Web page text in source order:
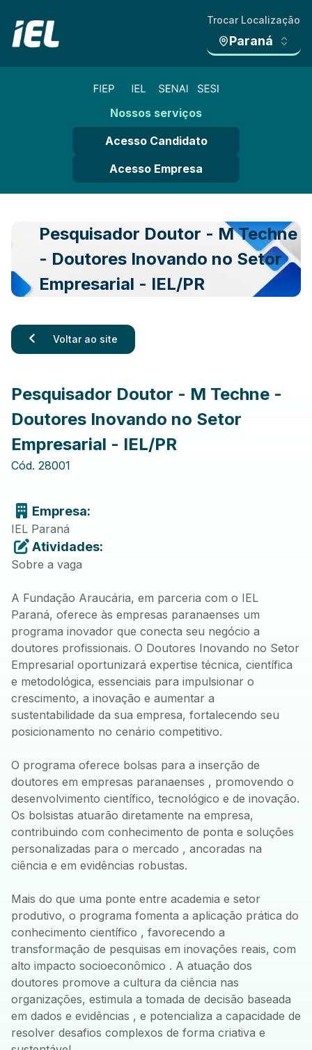
Trocar Localização
Paraná
Nossos serviços
Acesso Candidato
Acesso Empresa
Pesquisador Doutor - M Techne
- Doutores Inovando no Setor
Empresarial - IEL/PR
Voltar ao site
Pesquisador Doutor - M Techne -
Doutores Inovando no Setor
Empresarial - IEL/PR
Cód. 28001
Empresa:
IEL Paraná
Atividades:
Sobre a vaga
A Fundação Araucária, em parceria com o IEL
Paraná, oferece às empresas paranaenses um
programa inovador que conecta seu negócio a
doutores profissionais. O Doutores Inovando no Setor
Empresarial oportunizará expertise técnica, científica
e metodológica, essenciais para impulsionar o
crescimento, a inovação e aumentar a
sustentabilidade da sua empresa, fortalecendo seu
posicionamento no cenário competitivo.
O programa oferece bolsas para a inserção de
doutores em empresas paranaenses , promovendo o
desenvolvimento científico, tecnológico e de inovação.
Os bolsistas atuarão diretamente na empresa,
contribuindo com conhecimento de ponta e soluções
personalizadas para o mercado , ancoradas na
ciência e em evidências robustas.
Mais do que uma ponte entre academia e setor
produtivo, o programa fomenta a aplicação prática do
conhecimento científico , favorecendo a
transformação de pesquisas em inovações reais, com
alto impacto socioeconômico . A atuação dos
doutores promove a cultura da ciência nas
organizações, estimula a tomada de decisão baseada
em dados e evidências , e potencializa a capacidade de
resolver desafios complexos de forma criativa e